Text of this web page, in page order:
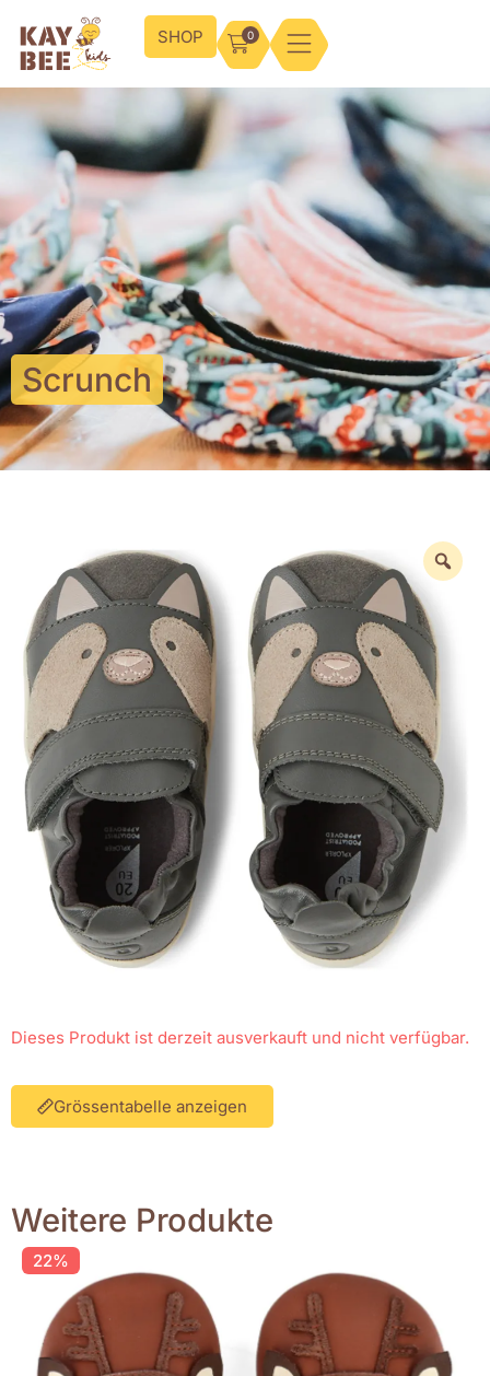
SHOP 0
Scrunch
Dieses Produkt ist derzeit ausverkauft und nicht verfügbar.
Grössentabelle anzeigen
Weitere Produkte
22%